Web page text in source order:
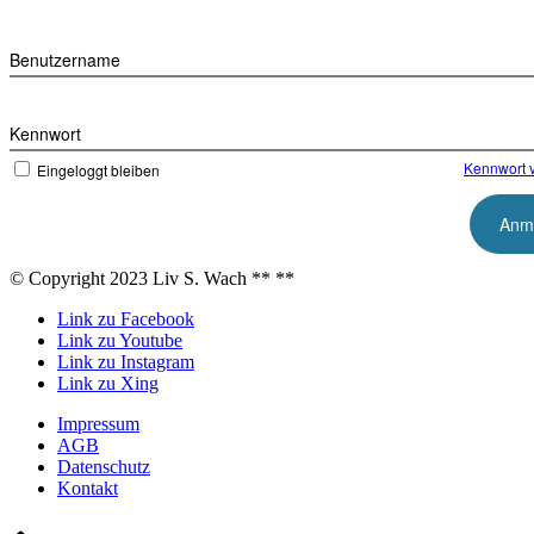
Benutzername
Kennwort
Eingeloggt bleiben Kennwort
© Copyright 2023 Liv S. Wach ** **
Link zu Facebook
Link zu Youtube
Link zu Instagram
Link zu Xing
Impressum
AGB
Datenschutz
Kontakt